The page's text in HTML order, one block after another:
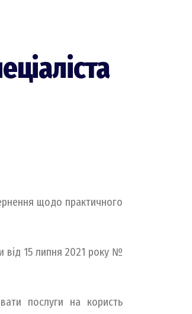
щодо практичного
від 15 липня 2021 року №
послуги на користь